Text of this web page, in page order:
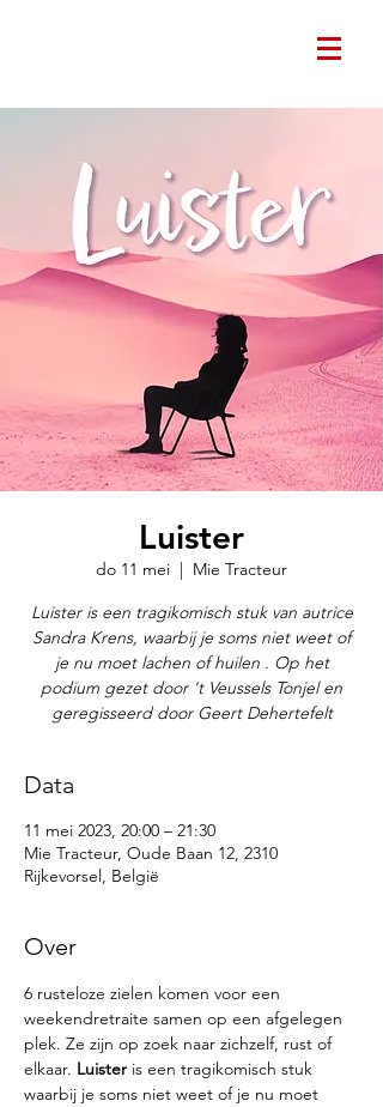
Luister
do 11 mei
  |
Mie Tracteur
Luister is een tragikomisch stuk van autrice
Sandra Krens, waarbij je soms niet weet of
je nu moet lachen of huilen . Op het
podium gezet door 't Veussels Tonjel en
geregisseerd door Geert Dehertefelt
Data
11 mei 2023, 20:00 – 21:30
Mie Tracteur, Oude Baan 12, 2310
Rijkevorsel, België
Over
6 rusteloze zielen komen voor een
weekendretraite samen op een afgelegen
plek. Ze zijn op zoek naar zichzelf, rust of
elkaar. Luister is een tragikomisch stuk
waarbij je soms niet weet of je nu moet